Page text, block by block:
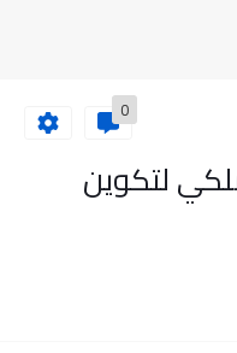
0
لتكوين